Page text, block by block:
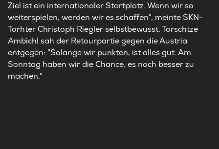
Ziel ist ein internationaler Startplatz. Wenn wir so
weiterspielen, werden wir es schaffen", meinte SKN-
Torhter Christoph Riegler selbstbewusst. Torschtze
Ambichl sah der Retourpartie gegen die Austria
entgegen: "Solange wir punkten, ist alles gut. Am
Sonntag haben wir die Chance, es noch besser zu
machen."